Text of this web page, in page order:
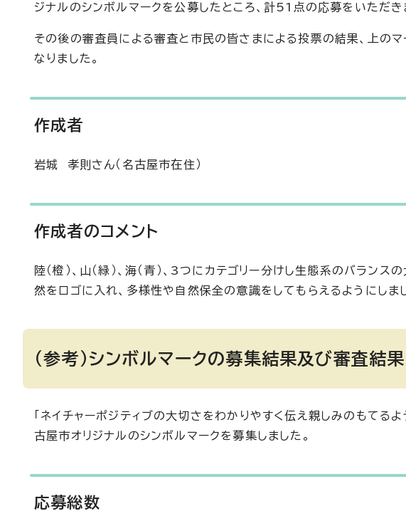
ジナルのシンボルマークを公募したところ、計51点の応募をいただき
その後の審査員による審査と市民の皆さまによる投票の結果、上のマ
なりました。
作成者
岩城 孝則さん（名古屋市在住）
作成者のコメント
陸（橙）、山（緑）、海（青）、3つにカテゴリー分けし生態系のバラン
然をロゴに入れ、多様性や自然保全の意識をしてもらえるようにしま
（参考）シンボルマークの募集結果及び審査結果
「ネイチャーポジティブの大切さをわかりやすく伝え親しみのもてる
古屋市オリジナルのシンボルマークを募集しました。
応募総数